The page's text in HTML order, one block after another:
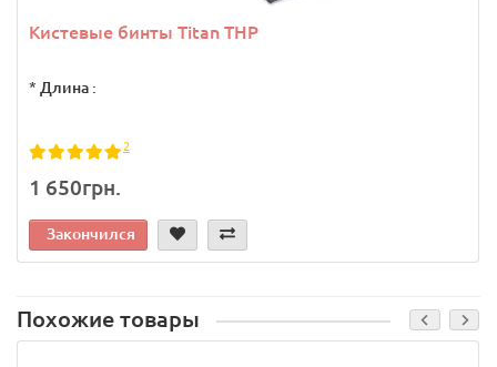
Кистевые бинты Titan THP
* Длина :
2
1 650грн.
Закончился
Похожие товары